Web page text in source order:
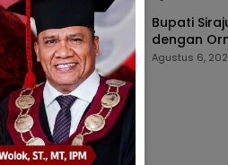
Bupati
dengan
Agustus 6,